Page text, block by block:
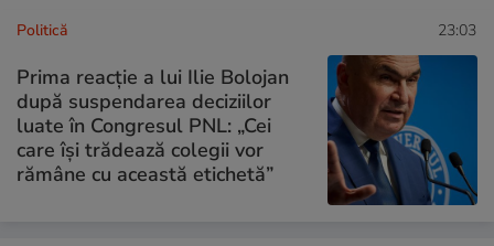
Politică 23:03
Prima reacție a lui Ilie Bolojan
după suspendarea deciziilor
luate în Congresul PNL: „Cei
care își trădează colegii vor
rămâne cu această etichetă”